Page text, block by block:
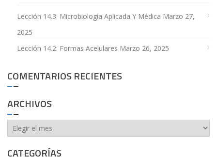
Lección 14.3: Microbiología Aplicada Y Médica Marzo 27,
2025
Lección 14.2: Formas Acelulares Marzo 26, 2025
COMENTARIOS RECIENTES
ARCHIVOS
Archivos
CATEGORÍAS